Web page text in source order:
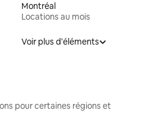
Montréal
Locations au mois
Voir plus d'éléments
pour certaines régions et